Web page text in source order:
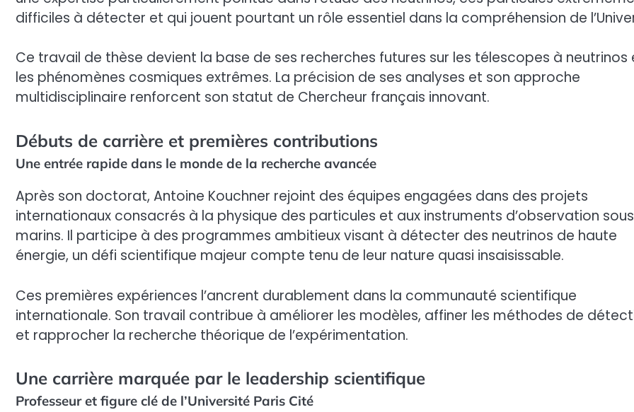
difficiles à détecter et qui jouent pourtant un rôle essentiel dans la compréhension de
Ce travail de thèse devient la base de ses recherches futures sur les télescopes à neutrinos
les phénomènes cosmiques extrêmes. La précision de ses analyses et son approche
multidisciplinaire renforcent son statut de Chercheur français innovant.
Débuts de carrière et premières contributions
Une entrée rapide dans le monde de la recherche avancée
Après son doctorat, Antoine Kouchner rejoint des équipes engagées dans des projets
internationaux consacrés à la physique des particules et aux instruments d’observation
marins. Il participe à des programmes ambitieux visant à détecter des neutrinos de haute
énergie, un défi scientifique majeur compte tenu de leur nature quasi insaisissable.
Ces premières expériences l’ancrent durablement dans la communauté scientifique
internationale. Son travail contribue à améliorer les modèles, affiner les méthodes de
et rapprocher la recherche théorique de l’expérimentation.
Une carrière marquée par le leadership scientifique
Professeur et figure clé de l’Université Paris Cité